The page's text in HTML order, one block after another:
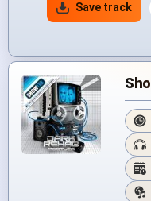
Save track